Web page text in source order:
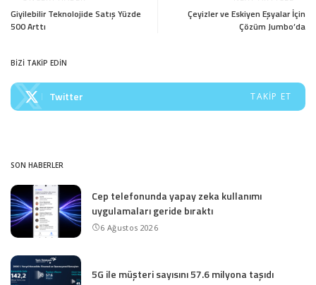
Giyilebilir Teknolojide Satış Yüzde
500 Arttı
Çeyizler ve Eskiyen Eşyalar İçin
Çözüm Jumbo’da
BİZİ TAKİP EDİN
Twitter TAKIP ET
SON HABERLER
Cep telefonunda yapay zeka kullanımı
uygulamaları geride bıraktı
6 Ağustos 2026
5G ile müşteri sayısını 57.6 milyona taşıdı